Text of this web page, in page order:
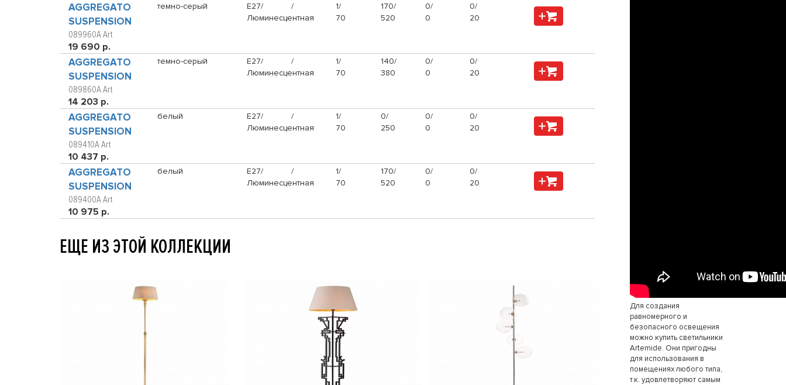
AGGREGATO
SUSPENSION
089960A Art
19 690 р.
темно-серый
E27/
Люминесцентная
/
1/
70
170/
520
0/
0
0/
20
AGGREGATO
SUSPENSION
089860A Art
14 203 р.
темно-серый
E27/
Люминесцентная
/
1/
70
140/
380
0/
0
0/
20
AGGREGATO
SUSPENSION
089410A Art
10 437 р.
белый
E27/
Люминесцентная
/
1/
70
0/
250
0/
0
0/
20
AGGREGATO
SUSPENSION
089400A Art
10 975 р.
белый
E27/
Люминесцентная
/
1/
70
170/
520
0/
0
0/
20
ЕЩЕ ИЗ ЭТОЙ КОЛЛЕКЦИИ
Для создания
равномерного и
безопасного освещения
можно купить светильники
Artemide. Они пригодны
для использования в
помещениях любого типа,
т.к. удовлетворяют самым